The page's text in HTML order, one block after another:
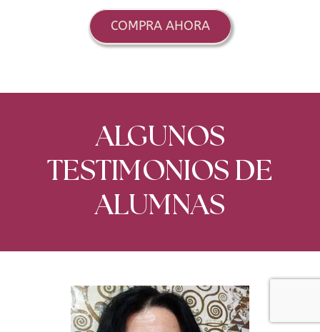
COMPRA AHORA
ALGUNOS
TESTIMONIOS DE
ALUMNAS